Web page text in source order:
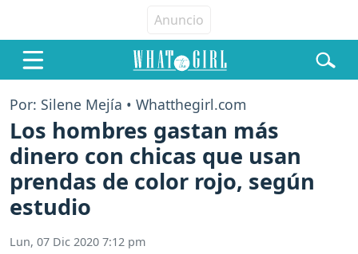
Por: Silene Mejía • Whatthegirl.com
Los hombres gastan más
dinero con chicas que usan
prendas de color rojo, según
estudio
Lun, 07 Dic 2020 7:12 pm